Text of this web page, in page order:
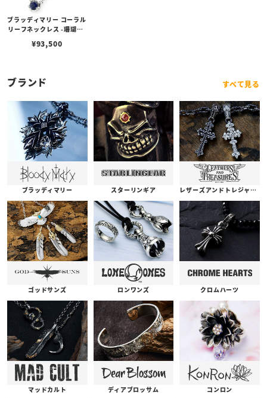
ブラッディマリー コーラル
リーフネックレス -珊瑚礁-
¥93,500
ブランド すべて見る
ブラッディマリー スターリンギア レザーズアンドトレジャーズ
ゴッドサンズ ロンワンズ クロムハーツ
マッドカルト ディアブロッサム コンロン